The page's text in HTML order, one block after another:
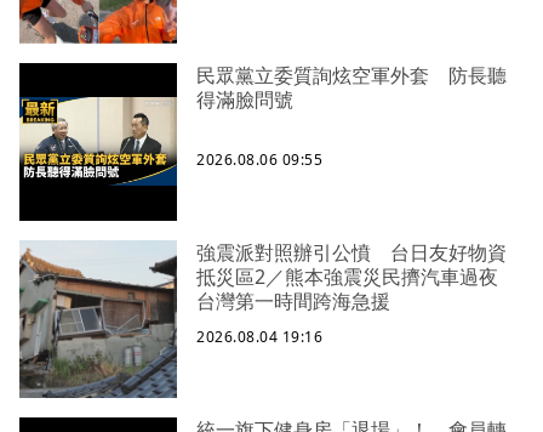
民眾黨立委質詢炫空軍外套 防長聽
得滿臉問號
2026.08.06 09:55
強震派對照辦引公憤 台日友好物資
抵災區2／熊本強震災民擠汽車過夜
台灣第一時間跨海急援
2026.08.04 19:16